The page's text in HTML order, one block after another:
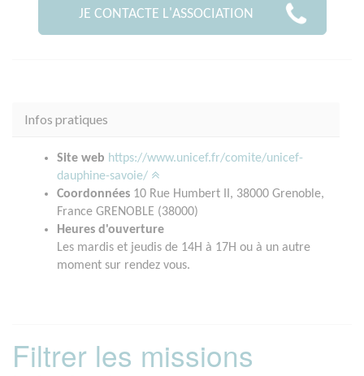
JE CONTACTE L'ASSOCIATION
Infos pratiques
Site web https://www.unicef.fr/comite/unicef-
dauphine-savoie/
Coordonnées 10 Rue Humbert II, 38000 Grenoble,
France GRENOBLE (38000)
Heures d'ouverture
Les mardis et jeudis de 14H à 17H ou à un autre
moment sur rendez vous.
Filtrer les missions